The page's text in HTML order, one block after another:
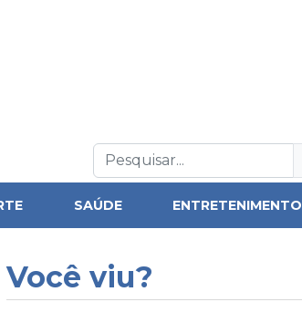
SAÚDE ENTRETENIMENTO
Você viu?